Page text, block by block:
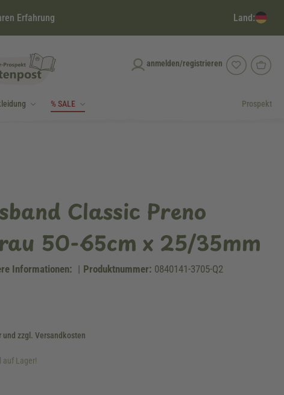
Erfahrung Land:
anmelden/registrieren
% SALE Prospekt
Classic Preno
50-65cm x 25/35mm
Informationen: | Produktnummer: 0840141-3705-Q2
zzgl. Versandkosten
auf Lager!